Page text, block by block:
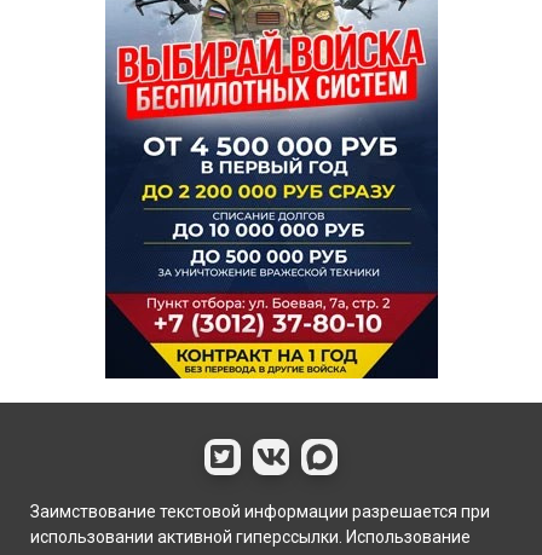
Заимствование текстовой информации разрешается при
использовании активной гиперссылки. Использование